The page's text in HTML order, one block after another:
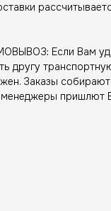
Если Вам
другу
Заказы
пришлют